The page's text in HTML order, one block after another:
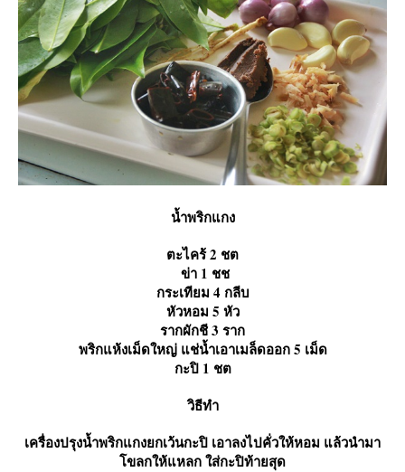
น้ำพริกแกง
ตะไคร้ 2 ชต
ข่า 1 ชช
กระเทียม 4 กลีบ
หัวหอม 5 หัว
รากผักชี 3 ราก
พริกแห้งเม็ดใหญ่ แช่น้ำเอาเมล็ดออก 5 เม็ด
กะปิ 1 ชต
วิธีทำ
เครื่องปรุงน้ำพริกแกงยกเว้นกะปิ เอาลงไปคั่วให้หอม แล้วนำมา
ขลกให้แหลก ใส่กะปิท้ายสุด